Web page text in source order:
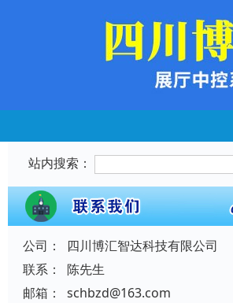
站内搜索：
公司：
四川博汇智达科技有限公司
联系：
陈先生
邮箱：
schbzd@163.com